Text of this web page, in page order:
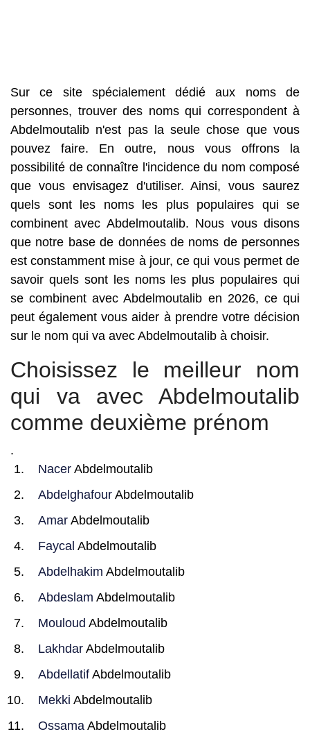
Sur ce site spécialement dédié aux noms de
personnes, trouver des noms qui correspondent à
Abdelmoutalib n'est pas la seule chose que vous
pouvez faire. En outre, nous vous offrons la
possibilité de connaître l'incidence du nom composé
que vous envisagez d'utiliser. Ainsi, vous saurez
quels sont les noms les plus populaires qui se
combinent avec Abdelmoutalib. Nous vous disons
que notre base de données de noms de personnes
est constamment mise à jour, ce qui vous permet de
savoir quels sont les noms les plus populaires qui
se combinent avec Abdelmoutalib en 2026, ce qui
peut également vous aider à prendre votre décision
sur le nom qui va avec Abdelmoutalib à choisir.
Choisissez le meilleur nom
qui va avec Abdelmoutalib
comme deuxième prénom
.
Nacer Abdelmoutalib
Abdelghafour Abdelmoutalib
Amar Abdelmoutalib
Faycal Abdelmoutalib
Abdelhakim Abdelmoutalib
Abdeslam Abdelmoutalib
Mouloud Abdelmoutalib
Lakhdar Abdelmoutalib
Abdellatif Abdelmoutalib
Mekki Abdelmoutalib
Ossama Abdelmoutalib